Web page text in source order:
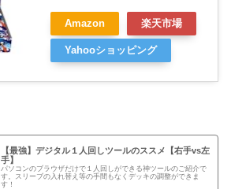
Amazon 楽天市場
Yahooショッピング
【最強】デジタル１人回しツールのススメ【右手vs左
手】
パソコンのブラウザだけで１人回しができる神ツールのご紹介で
す。スリーブの入れ替え等の手間もなくデッキの調整ができま
す！